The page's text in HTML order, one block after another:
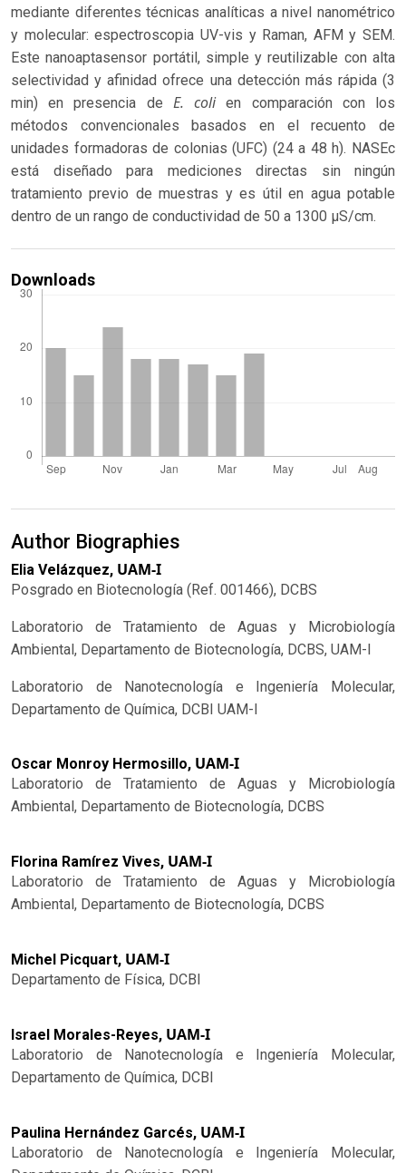
mediante diferentes técnicas analíticas a nivel nanométrico
y molecular: espectroscopia UV-vis y Raman, AFM y SEM.
Este nanoaptasensor portátil, simple y reutilizable con alta
selectividad y afinidad ofrece una detección más rápida (3
min) en presencia de E. colien comparación con los
métodos convencionales basados ​​en el recuento de
unidades formadoras de colonias (UFC) (24 a 48 h). NASEc
está diseñado para mediciones directas sin ningún
tratamiento previo de muestras y es útil en agua potable
dentro de un rango de conductividad de 50 a 1300 µS/cm.
Downloads
Author Biographies
Elia Velázquez, UAM-I
Posgrado en Biotecnología (Ref. 001466), DCBS
Laboratorio de Tratamiento de Aguas y Microbiología
Ambiental, Departamento de Biotecnología, DCBS, UAM-I
Laboratorio de Nanotecnología e Ingeniería Molecular,
Departamento de Química, DCBI UAM-I
Oscar Monroy Hermosillo, UAM-I
Laboratorio de Tratamiento de Aguas y Microbiología
Ambiental, Departamento de Biotecnología, DCBS
Florina Ramírez Vives, UAM-I
Laboratorio de Tratamiento de Aguas y Microbiología
Ambiental, Departamento de Biotecnología, DCBS
Michel Picquart, UAM-I
Departamento de Física, DCBI
Israel Morales-Reyes, UAM-I
Laboratorio de Nanotecnología e Ingeniería Molecular,
Departamento de Química, DCBI
Paulina Hernández Garcés, UAM-I
Laboratorio de Nanotecnología e Ingeniería Molecular,